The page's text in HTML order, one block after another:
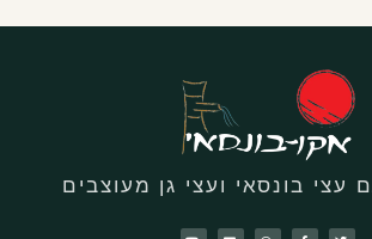
בונסאי ועצי גן מעוצבים